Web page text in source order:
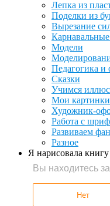
Лепка из
Поделки из
Вырезание
Модели
Педагогика и
Сказки
Учимся
Мои картинки
Художник-
Работа с
Развиваем
Разное
Я нарисовала книгу